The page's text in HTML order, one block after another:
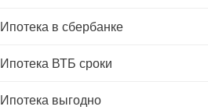
Ипотека в сбербанке
Ипотека ВТБ сроки
Ипотека выгодно